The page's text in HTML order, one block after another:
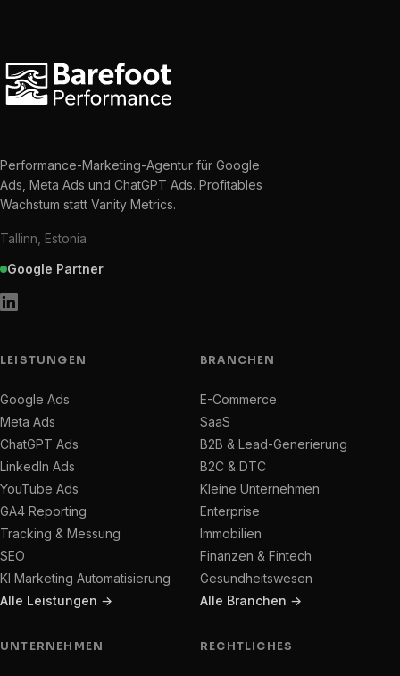
Performance-Marketing-Agentur für Google
Ads, Meta Ads und ChatGPT Ads. Profitables
Wachstum statt Vanity Metrics.
Tallinn, Estonia
Google Partner
LEISTUNGEN
Google Ads
Meta Ads
ChatGPT Ads
LinkedIn Ads
YouTube Ads
GA4 Reporting
Tracking & Messung
SEO
KI Marketing Automatisierung
Alle Leistungen →
BRANCHEN
E-Commerce
SaaS
B2B & Lead-Generierung
B2C & DTC
Kleine Unternehmen
Enterprise
Immobilien
Finanzen & Fintech
Gesundheitswesen
Alle Branchen →
UNTERNEHMEN RECHTLICHES